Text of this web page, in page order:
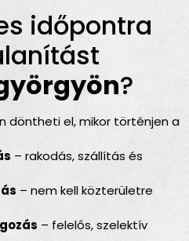
időpontra
?
döntheti el, mikor történjen a
– rakodás, szállítás és
– nem kell közterületre
– felelős, szelektív